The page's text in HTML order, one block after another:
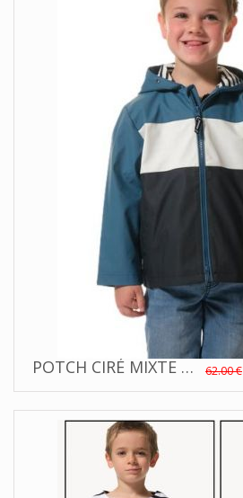
POTCH CIRÉ MIXTE ENFANT TRICOLORE, DOUBLÉ JERSEY RAYÉ |HUBLOT 62.00 €